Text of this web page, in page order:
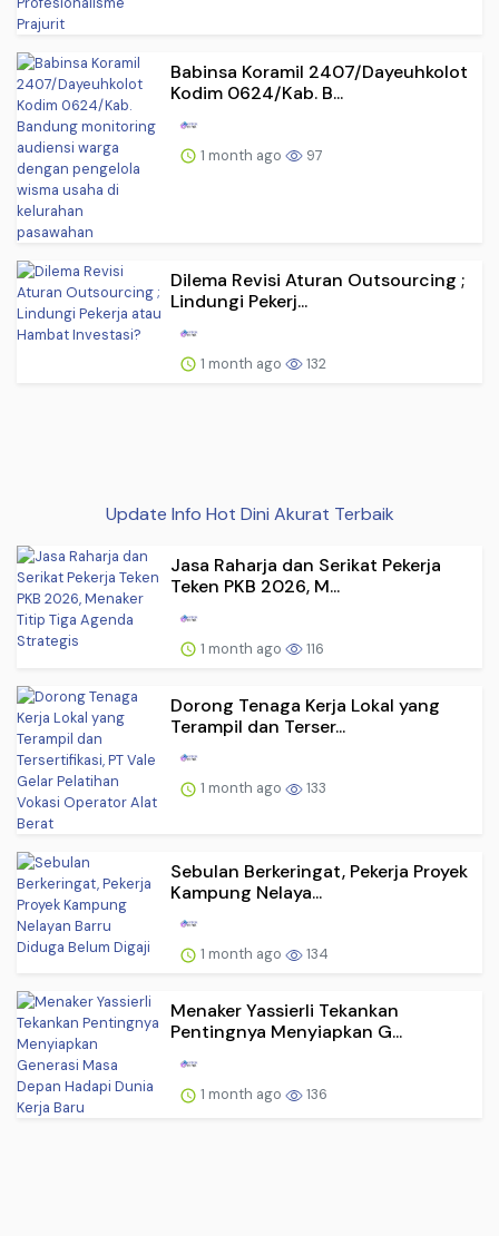
Babinsa Koramil 2407/Dayeuhkolot
Kodim 0624/Kab. B...
1 month ago 97
Dilema Revisi Aturan Outsourcing ;
Lindungi Pekerj...
1 month ago 132
Update Info Hot Dini Akurat Terbaik
Jasa Raharja dan Serikat Pekerja
Teken PKB 2026, M...
1 month ago 116
Dorong Tenaga Kerja Lokal yang
Terampil dan Terser...
1 month ago 133
Sebulan Berkeringat, Pekerja Proyek
Kampung Nelaya...
1 month ago 134
Menaker Yassierli Tekankan
Pentingnya Menyiapkan G...
1 month ago 136